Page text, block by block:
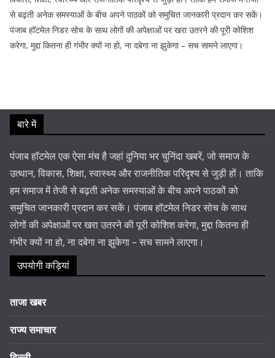
से बढ़ती अनेक समस्याओं के बीच अपने पाठकों को समुचित जानकारी प्रदान कर सकें।
पंजाब हॉटमेल निडर सोच के साथ लोगों की अपेक्षाओं पर खरा उतरने की पूरी कोशिश
करेगा, मुद्दा कितना ही गंभीर क्यों ना हो, ना दबेगा ना झुकेगा – सच सामने लाएगा।
बारे में
पंजाब हॉटमेल एक ऐसा मंच है जहां दुनिया भर चुनिंदा खबरें, जो समाज के
उत्थान, विकास, शिक्षा, स्वास्थ्य और राजनीतिक परिदृश्य से जुड़ी हों। ताकि
हम समाज में तेजी से बढ़ती अनेक समस्याओं के बीच अपने पाठकों को
समुचित जानकारी प्रदान कर सकें। पंजाब हॉटमेल निडर सोच के साथ
लोगों की अपेक्षाओं पर खरा उतरने की पूरी कोशिश करेगा, मुद्दा कितना ही
गंभीर क्यों ना हो, ना दबेगा ना झुकेगा – सच सामने लाएगा।
उपयोगी कड़ियां
ताजा खबर
राज्य समाचार